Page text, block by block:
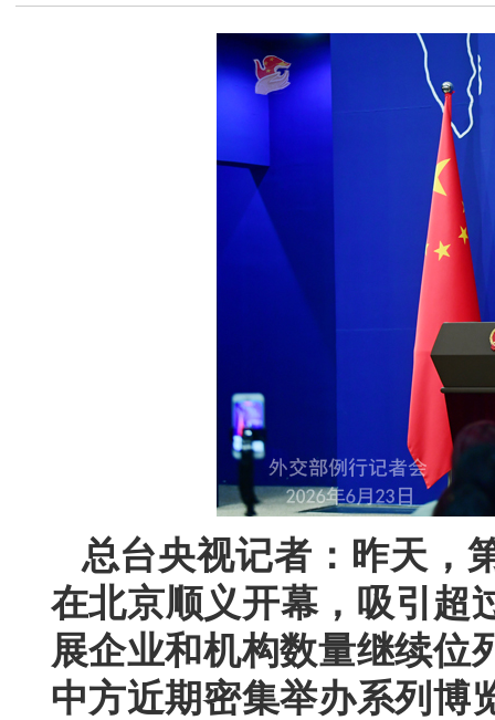
总台央视记者：昨天，
在北京顺义开幕，吸引超
展企业和机构数量继续位
中方近期密集举办系列